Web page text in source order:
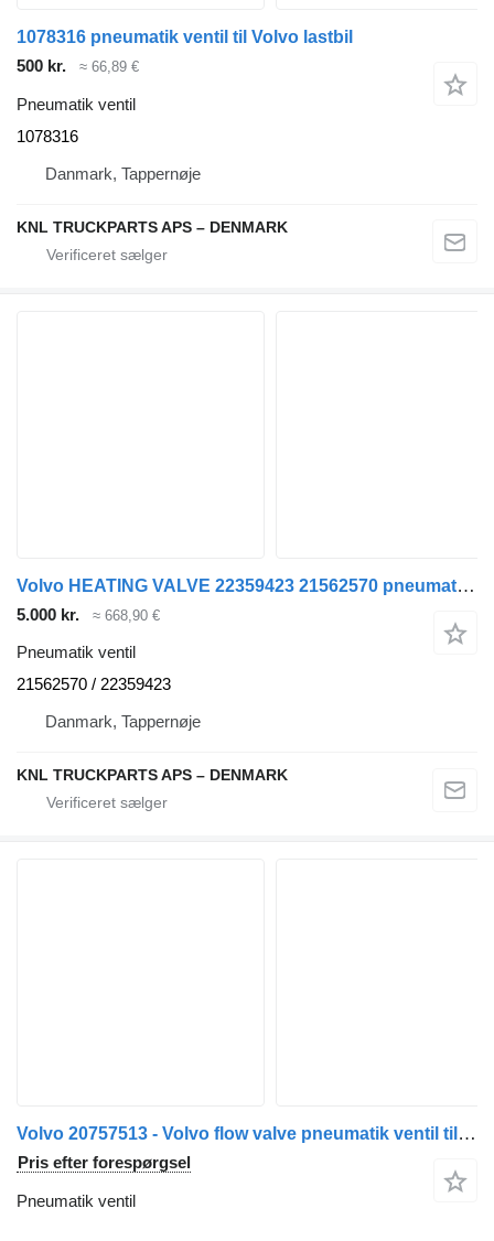
1078316 pneumatik ventil til Volvo lastbil
500 kr.
≈ 66,89 €
Pneumatik ventil
1078316
Danmark, Tappernøje
KNL TRUCKPARTS APS – DENMARK
Volvo HEATING VALVE 22359423 21562570 pneumatik ventil til lastbil
5.000 kr. ≈ 668,90 €
Pneumatik ventil
21562570 / 22359423
Danmark, Tappernøje
KNL TRUCKPARTS APS – DENMARK
Volvo 20757513 - Volvo flow valve pneumatik ventil til lastbil
Pris efter forespørgsel
Pneumatik ventil